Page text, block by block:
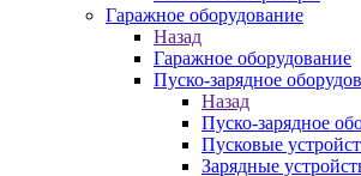
Гаражное оборудование
Назад
Гаражное оборудование
Пуско-зарядное
Назад
Пуско-зарядное
Пусковые
Зарядные